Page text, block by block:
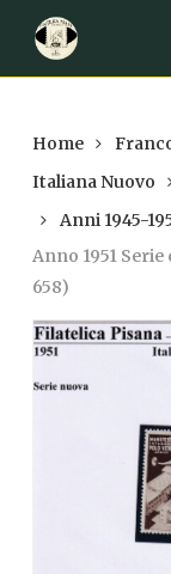
main
Home
Italiana Nuovo
Anni 1945-
Anno 1951
658)